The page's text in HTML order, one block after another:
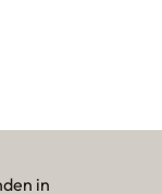
in